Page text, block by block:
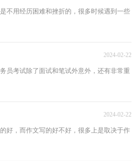
不用经历困难和挫折的，很多时候遇到一些
2024-02-22
员考试除了面试和笔试外意外，还有非常重
2024-02-22
好，而作文写的好不好，很多上是取决于作